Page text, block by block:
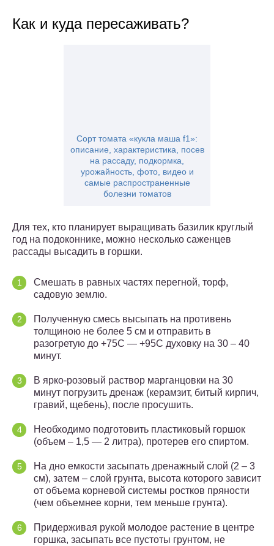
Как и куда пересаживать?
Сорт томата «кукла маша f1»:
описание, характеристика, посев
на рассаду, подкормка,
урожайность, фото, видео и
самые распространенные
болезни томатов
Для тех, кто планирует выращивать базилик круглый
год на подоконнике, можно несколько саженцев
рассады высадить в горшки.
Смешать в равных частях перегной, торф,
садовую землю.
Полученную смесь высыпать на противень
толщиною не более 5 см и отправить в
разогретую до +75С — +95С духовку на 30 – 40
минут.
В ярко-розовый раствор марганцовки на 30
минут погрузить дренаж (керамзит, битый кирпич,
гравий, щебень), после просушить.
Необходимо подготовить пластиковый горшок
(объем – 1,5 — 2 литра), протерев его спиртом.
На дно емкости засыпать дренажный слой (2 – 3
см), затем – слой грунта, высота которого зависит
от объема корневой системы ростков пряности
(чем объемнее корни, тем меньше грунта).
Придерживая рукой молодое растение в центре
горшка, засыпать все пустоты грунтом, не